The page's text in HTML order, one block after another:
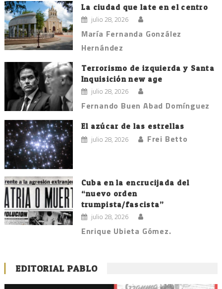
La ciudad que late en el centro
julio 28, 2026
María Fernanda González
Hernández
Terrorismo de izquierda y Santa
Inquisición new age
julio 28, 2026
Fernando Buen Abad Domínguez
El azúcar de las estrellas
julio 28, 2026 Frei Betto
Cuba en la encrucijada del
“nuevo orden
trumpista/fascista”
julio 28, 2026
Enrique Ubieta Gómez.
EDITORIAL PABLO